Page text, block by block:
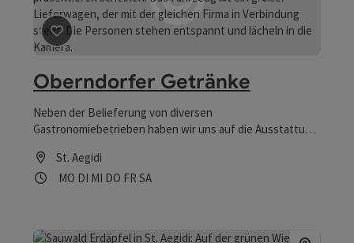
Beitrag merken
Oberndorfer Getränke
Neben der Belieferung von diversen
Gastronomiebetrieben haben wir uns auf die Ausstattung
St. Aegidi
Öffnungszeiten
MO Montag geöffnet
DI Dienstag geöffnet
MI Mittwoch geöffnet
DO Donnerstag geöffnet
FR Freitag geöffnet
SASamstag geöffnet